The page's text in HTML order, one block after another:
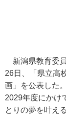
新潟県教育委
26日、「県立高
画」を公表した
2029年度にかけ
とりの夢を叶え